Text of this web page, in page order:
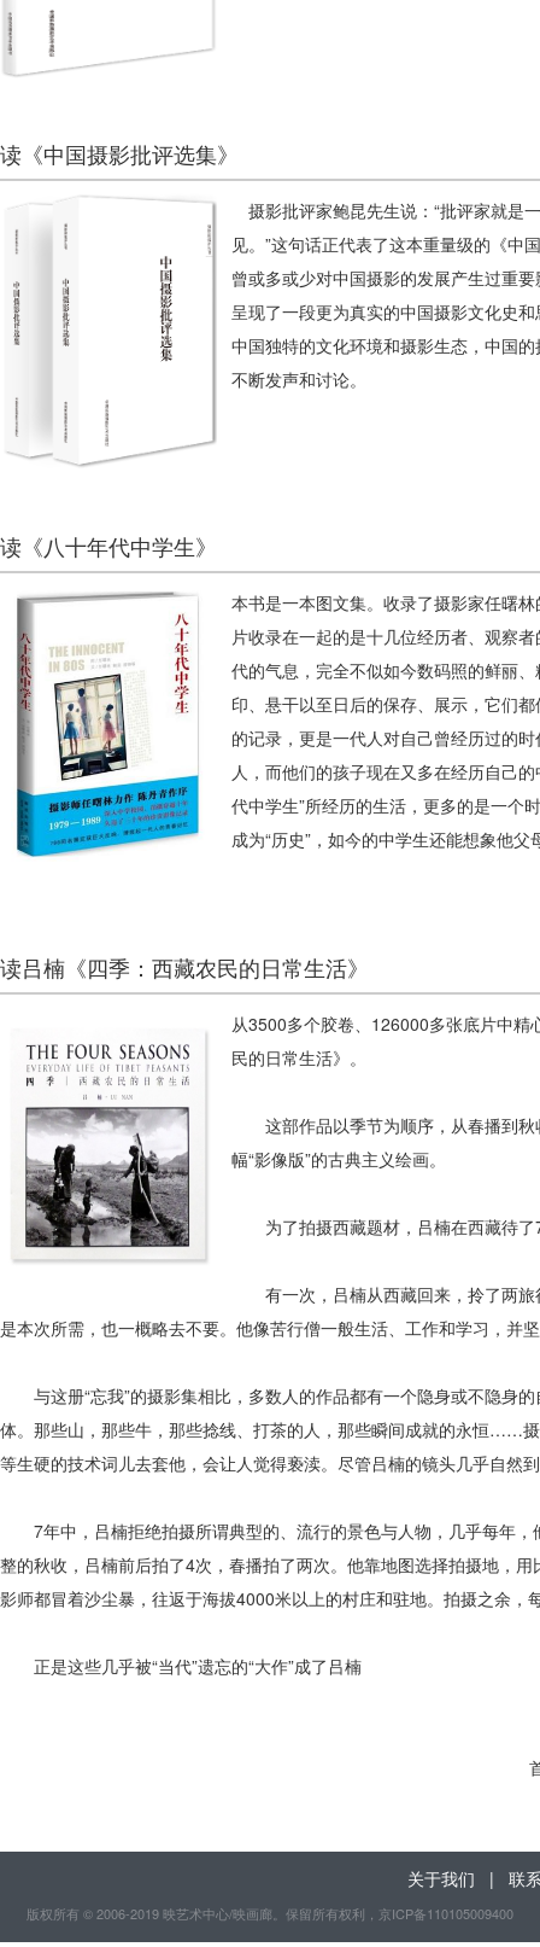
读《中国摄影批评选集》
摄影批评家鲍昆先生说：“批评家就是
见。”这句话正代表了这本重量级的《中
曾或多或少对中国摄影的发展产生过重
呈现了一段更为真实的中国摄影文化史
中国独特的文化环境和摄影生态，中国
不断发声和讨论。
读《八十年代中学生》
本书是一本图文集。收录了摄影家任曙
片收录在一起的是十几位经历者、观察
代的气息，完全不似如今数码照的鲜丽
印、悬干以至日后的保存、展示，它们
的记录，更是一代人对自己曾经历过的
人，而他们的孩子现在又多在经历自己
代中学生”所经历的生活，更多的是一个
成为“历史”，如今的中学生还能想象他
读吕楠《四季：西藏农民的日常生活》
从3500多个胶卷、126000多张底片中
民的日常生活》。
这部作品以季节为顺序，从春播到秋
幅“影像版”的古典主义绘画。
为了拍摄西藏题材，吕楠在西藏待了
有一次，吕楠从西藏回来，拎了两旅
是本次所需，也一概略去不要。他像苦行僧一般生活、工作和学习，并
与这册“忘我”的摄影集相比，多数人的作品都有一个隐身或不隐身
体。那些山，那些牛，那些捻线、打茶的人，那些瞬间成就的永恒……
等生硬的技术词儿去套他，会让人觉得亵渎。尽管吕楠的镜头几乎自然
7年中，吕楠拒绝拍摄所谓典型的、流行的景色与人物，几乎每年，
整的秋收，吕楠前后拍了4次，春播拍了两次。他靠地图选择拍摄地，
影师都冒着沙尘暴，往返于海拔4000米以上的村庄和驻地。拍摄之余
正是这些几乎被“当代”遗忘的“大作”成了吕楠
关于我们 | 联
版权所有 © 2006-2019 映艺术中心/映画廊。保留所有权利 ，京ICP备110105009400